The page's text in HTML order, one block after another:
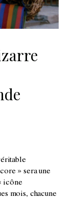
» sera une
icône
mois, chacune